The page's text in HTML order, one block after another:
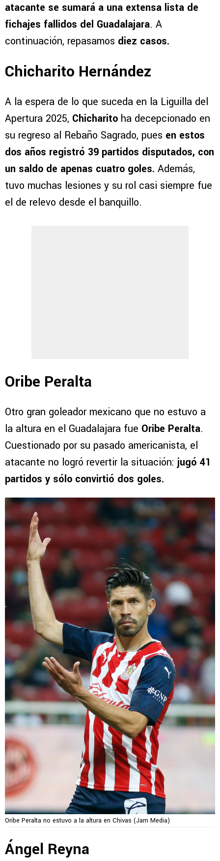
atacante se sumará a una extensa lista de
fichajes fallidos del Guadalajara. A
continuación, repasamos diez casos.
Chicharito Hernández
A la espera de lo que suceda en la Liguilla del
Apertura 2025, Chicharito ha decepcionado en
su regreso al Rebaño Sagrado, pues en estos
dos años registró 39 partidos disputados, con
un saldo de apenas cuatro goles. Además,
tuvo muchas lesiones y su rol casi siempre fue
el de relevo desde el banquillo.
Oribe Peralta
Otro gran goleador mexicano que no estuvo a
la altura en el Guadalajara fue Oribe Peralta.
Cuestionado por su pasado americanista, el
atacante no logró revertir la situación: jugó 41
partidos y sólo convirtió dos goles.
Oribe Peralta no estuvo a la altura en Chivas (Jam Media)
Ángel Reyna